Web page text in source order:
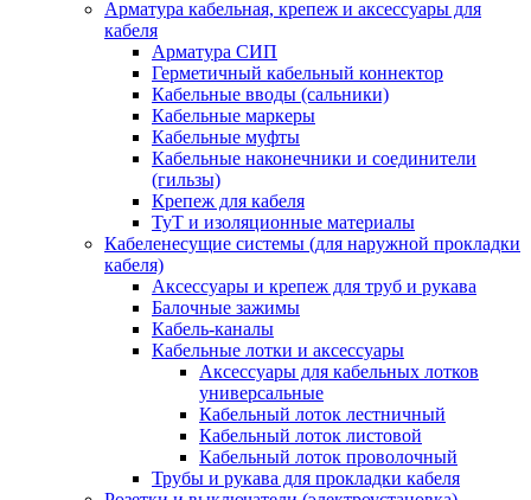
Арматура кабельная, крепеж и аксессуары для
кабеля
Арматура СИП
Герметичный кабельный коннектор
Кабельные вводы (сальники)
Кабельные маркеры
Кабельные муфты
Кабельные наконечники и соединители
(гильзы)
Крепеж для кабеля
ТуТ и изоляционные материалы
Кабеленесущие системы (для наружной прокладки
кабеля)
Аксессуары и крепеж для труб и рукава
Балочные зажимы
Кабель-каналы
Кабельные лотки и аксессуары
Аксессуары для кабельных лотков
универсальные
Кабельный лоток лестничный
Кабельный лоток листовой
Кабельный лоток проволочный
Трубы и рукава для прокладки кабеля